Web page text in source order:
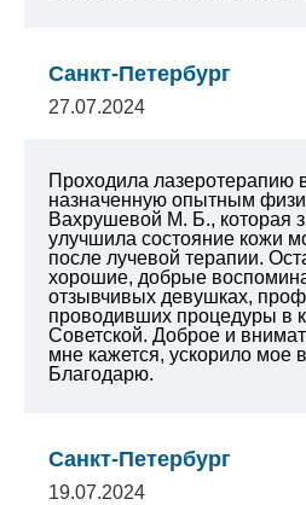
Санкт-Петербург
27.07.2024
Проходила лазеротерапию
назначенную опытным
Вахрушевой М. Б., которая
улучшила состояние кожи
после лучевой терапии.
хорошие, добрые
отзывчивых девушках,
проводивших процедуры в
Советской. Доброе и
мне кажется, ускорило мое
Благодарю.
Санкт-Петербург
19.07.2024